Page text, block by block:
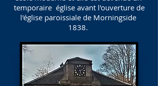
temporaire église avant l'ouverture de
l'église paroissiale de Morningside
1838.